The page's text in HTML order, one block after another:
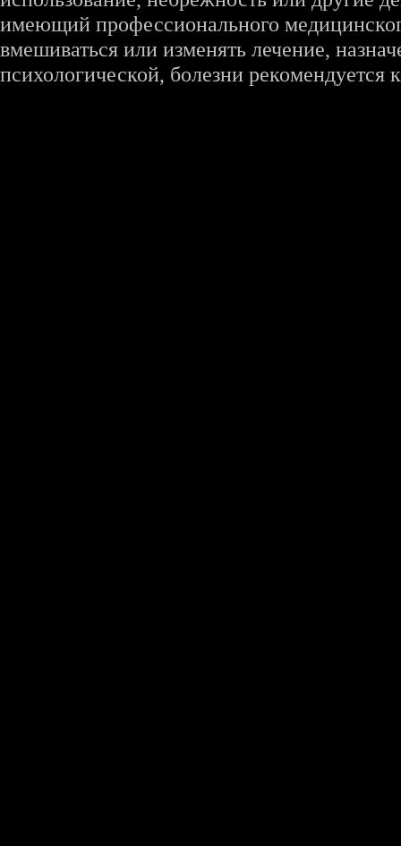
имеющий профессионального
вмешиваться или изменять лечение,
психологической, болезни рекомендуется